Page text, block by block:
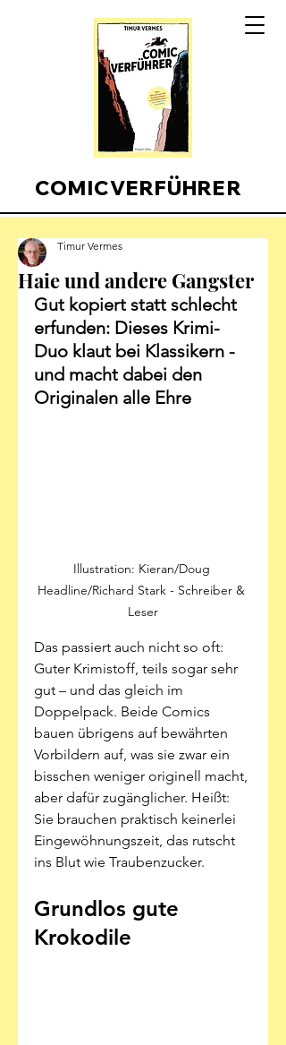
COMICVERFÜHRER
Haie und andere Gangster
Timur Vermes
Gut kopiert statt schlecht
erfunden: Dieses Krimi-
Duo klaut bei Klassikern -
und macht dabei den
Originalen alle Ehre
Illustration: Kieran/Doug
Headline/Richard Stark - Schreiber &
Leser
Das passiert auch nicht so oft:
Guter Krimistoff, teils sogar sehr
gut – und das gleich im
Doppelpack. Beide Comics
bauen übrigens auf bewährten
Vorbildern auf, was sie zwar ein
bisschen weniger originell macht,
aber dafür zugänglicher. Heißt:
Sie brauchen praktisch keinerlei
Eingewöhnungszeit, das rutscht
ins Blut wie Traubenzucker.
Grundlos gute
Krokodile